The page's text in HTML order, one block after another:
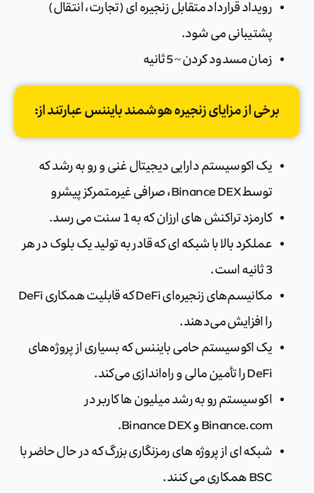
رویداد قرارداد متقابل زنجیره ای (تجارت، انتقال)
پشتیبانی می شود.
زمان مسدود کردن ~ 5 ثانیه
برخی از مزایای زنجیره هوشمند بایننس عبارتند از:
یک اکوسیستم دارایی دیجیتال غنی و رو به رشد که
توسط Binance DEX، صرافی غیرمتمرکز پیشرو
کارمزد تراکنش های ارزان که به 1 سنت می رسد.
عملکرد بالا با شبکه ای که قادر به تولید یک بلوک در هر
3 ثانیه است.
مکانیسم‌های زنجیره‌ای DeFi که قابلیت همکاری DeFi
را افزایش می‌دهند.
یک اکوسیستم حامی بایننس که بسیاری از پروژه‌های
DeFi را تأمین مالی و راه‌اندازی می‌کند.
اکوسیستم رو به رشد میلیون ها کاربر در
Binance.com و Binance DEX.
شبکه ای از پروژه های رمزنگاری بزرگ که در حال حاضر با
BSC همکاری می کنند.